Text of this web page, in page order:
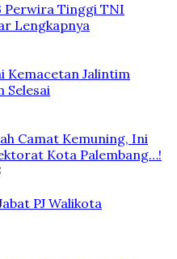
Perwira Tinggi TNI
Lengkapnya
Kemacetan Jalintim
Selesai
Camat Kemuning, Ini
Kota Palembang…!
PJ Walikota